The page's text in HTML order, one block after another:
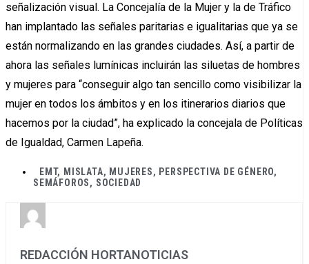
señalización visual. La Concejalía de la Mujer y la de Tráfico
han implantado las señales paritarias e igualitarias que ya se
están normalizando en las grandes ciudades. Así, a partir de
ahora las señales lumínicas incluirán las siluetas de hombres
y mujeres para “conseguir algo tan sencillo como visibilizar la
mujer en todos los ámbitos y en los itinerarios diarios que
hacemos por la ciudad”, ha explicado la concejala de Políticas
de Igualdad, Carmen Lapeña.
EMT, MISLATA, MUJERES, PERSPECTIVA DE GÉNERO,
SEMÁFOROS, SOCIEDAD
REDACCIÓN HORTANOTICIAS